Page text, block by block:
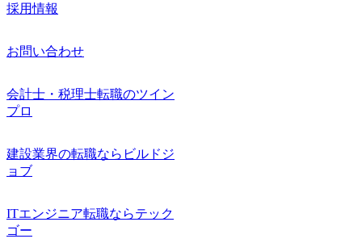
採用情報
お問い合わせ
会計士・税理士転職のツイン
プロ
建設業界の転職ならビルドジ
ョブ
ITエンジニア転職ならテック
ゴー